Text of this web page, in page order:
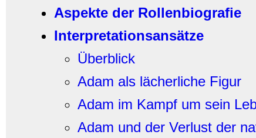
Aspekte der Rollenbiografie
Interpretationsansätze
Überblick
Adam als lächerliche Figur
Adam im Kampf um sein
Adam und der Verlust der